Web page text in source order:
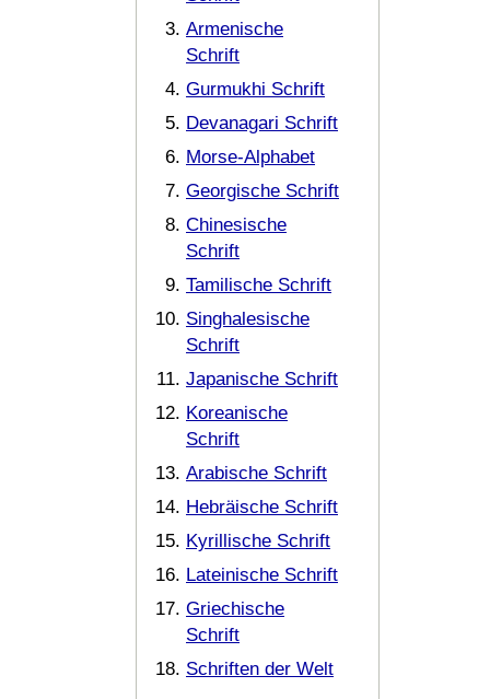
Armenische
Schrift
Gurmukhi Schrift
Devanagari Schrift
Morse-Alphabet
Georgische Schrift
Chinesische
Schrift
Tamilische Schrift
Singhalesische
Schrift
Japanische Schrift
Koreanische
Schrift
Arabische Schrift
Hebräische Schrift
Kyrillische Schrift
Lateinische Schrift
Griechische
Schrift
Schriften der Welt